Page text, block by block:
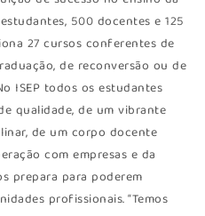
500 docentes e 125
27 cursos conferentes de
de reconversão ou de
ISEP todos os estudantes
qualidade, de um vibrante
de um corpo docente
com empresas e da
prepara para poderem
profissionais. “Temos